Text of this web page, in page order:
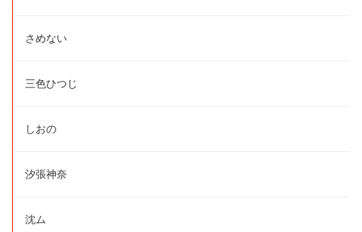
さめない
三色ひつじ
しおの
汐張神奈
沈ム